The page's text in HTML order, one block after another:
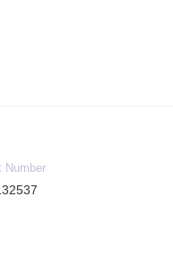
Number